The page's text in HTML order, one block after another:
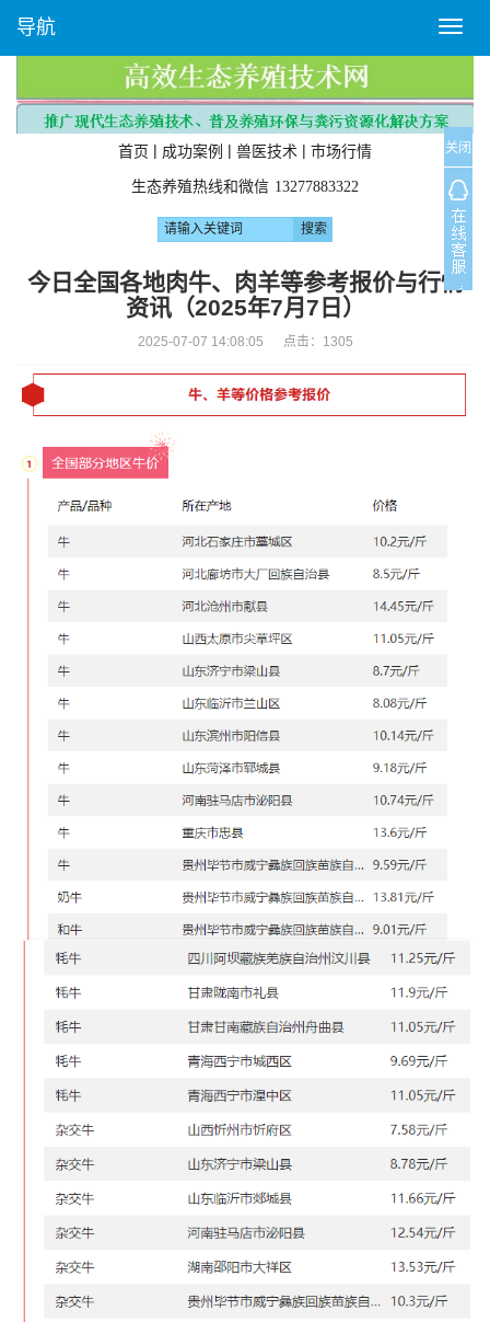
T
o
g
l
e
n
a
v
i
g
a
导航
首页 | 成功案例 | 兽医技术 | 市场行情
生态养殖热线和微信 13277883322
今日全国各地肉牛、肉羊等参考报价与行情
资讯（2025年7月7日）
2025-07-07 14:08:05 点击： 1305
关闭